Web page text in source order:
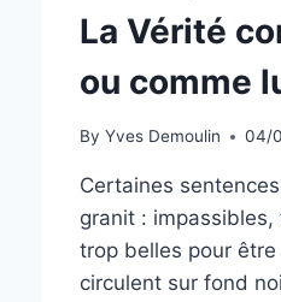
La Vérité
ou comme
By Yves Demoulin 04/
Certaines
granit :
trop belles pour
circulent sur fond